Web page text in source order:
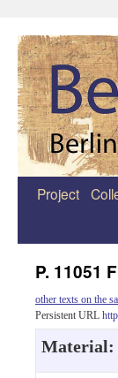
Zum
Project
P. 11051
other texts on the
Persistent URL
Material: